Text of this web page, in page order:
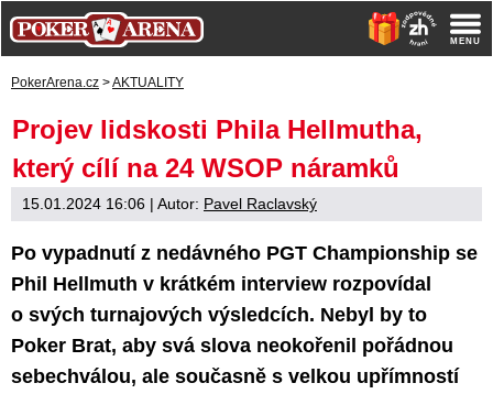
PokerArena.cz >AKTUALITY
Projev lidskosti Phila Hellmutha,
který cílí na 24 WSOP náramků
15.01.2024 16:06 | Autor: Pavel Raclavský
Po vypadnutí z nedávného PGT Championship se
Phil Hellmuth v krátkém interview rozpovídal
o svých turnajových výsledcích. Nebyl by to
Poker Brat, aby svá slova neokořenil pořádnou
sebechválou, ale současně s velkou upřímností